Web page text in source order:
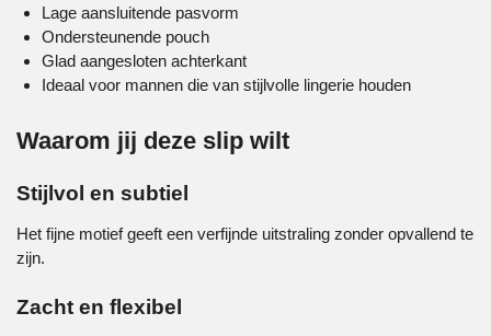
Lage aansluitende pasvorm
Ondersteunende pouch
Glad aangesloten achterkant
Ideaal voor mannen die van stijlvolle lingerie houden
Waarom jij deze slip wilt
Stijlvol en subtiel
Het fijne motief geeft een verfijnde uitstraling zonder opvallend te
zijn.
Zacht en flexibel